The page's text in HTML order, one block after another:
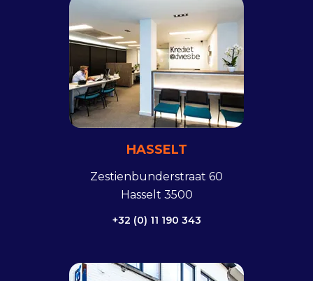
HASSELT
Zestienbunderstraat 60
Hasselt 3500
+32 (0) 11 190 343